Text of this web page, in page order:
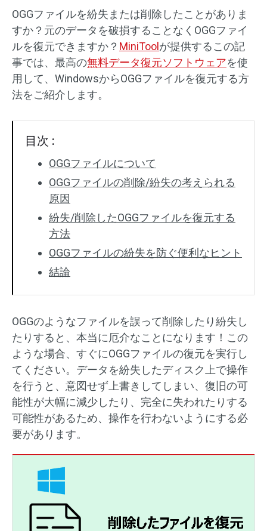
OGGファイルを紛失または削除したことがありま
すか？元のデータを破損することなくOGGファイ
ルを復元できますか？ MiniTool が提供するこの記
事では、最高の無料データ復元ソフトウェアを使
用して、WindowsからOGGファイルを復元する方
法をご紹介します。
目次 :
OGGファイルについて
OGGファイルの削除/紛失の考えられる
原因
紛失/削除したOGGファイルを復元する
方法
OGGファイルの紛失を防ぐ便利なヒント
結論
OGGのようなファイルを誤って削除したり紛失し
たりすると、本当に厄介なことになります！この
ような場合、すぐにOGGファイルの復元を実行し
てください。データを紛失したディスク上で操作
を行うと、意図せず上書きしてしまい、復旧の可
能性が大幅に減少したり、完全に失われたりする
可能性があるため、操作を行わないようにする必
要があります。